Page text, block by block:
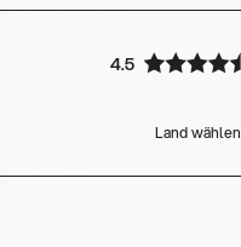
4.5
Land wählen